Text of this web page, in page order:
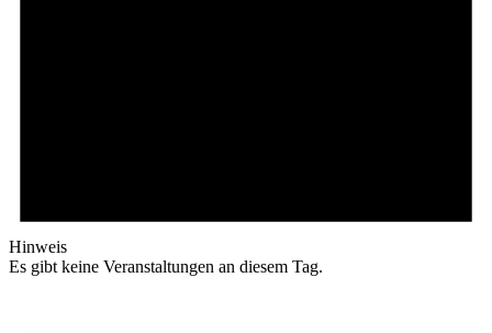
Hinweis
Es gibt keine Veranstaltungen an diesem Tag.